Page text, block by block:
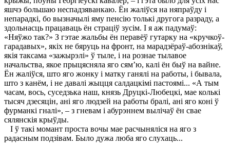
яшчэ большаю неспадзяванкаю. Ён жаліўся на няпраўду і
непарадкі, бо вызначылі яму пенсію толькі другога разраду, а
здольнасць працаваць ён страціў зусім. I я аж падумаў:
«Няўжо так?» З гэтае жальбы ён перавёў гутарку на «кручкоў-
гарадавых», якіх не бяруць на фронт, на марадзёраў-абознікаў,
якія таксама «зажырэлі» ў тыле, і на рознае тылавое
начальства, якое прыцясняла яго сям’ю, калі ён быў на вайне.
Ён жаліўся, што яго жонку і матку ганялі на работы, і бывала,
што з канём, і не давалі жыцця салдацкімі пастоямі... «А тым
часам, вось, суседзька наш, князь Друцкі-Любецкі, мае колькі
тысяч дзесяцін, ані яго людзей на работы бралі, ані яго коні ў
фурманкі гналі», – з гневам і абурэннем вылічаў ён свае
сялянскія крыўды.
I ў такі момант проста вочы мае расчыняліся на яго з
радасным подзівам. Было дужа люба яго слухаць...